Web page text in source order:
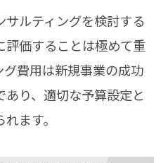
ルティングを検討する
評価することは極めて重
費用は新規事業の成功
り、適切な予算設定と
ます。